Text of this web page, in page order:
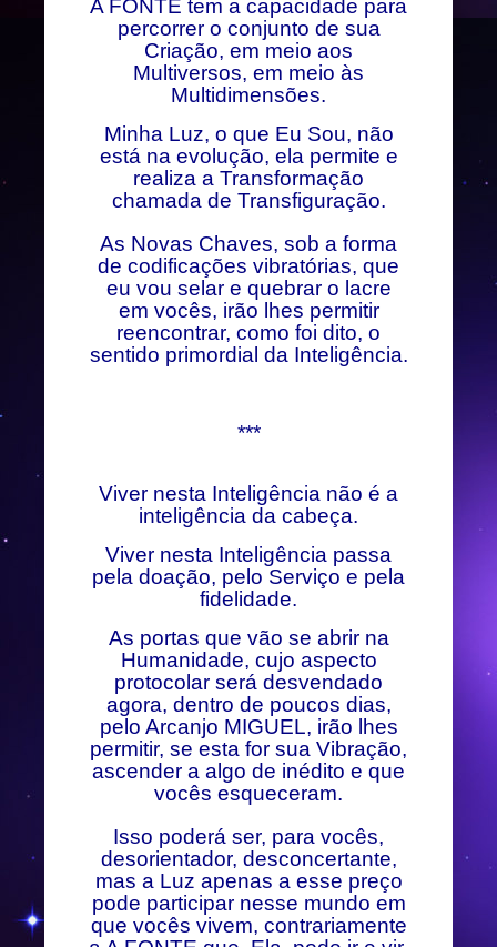
A FONTE tem a capacidade para
percorrer o conjunto de sua
Criação, em meio aos
Multiversos, em meio às
Multidimensões.
Minha Luz, o que Eu Sou, não
está na evolução, ela permite e
realiza a Transformação
chamada de Transfiguração.
As Novas Chaves, sob a forma
de codificações vibratórias, que
eu vou selar e quebrar o lacre
em vocês, irão lhes permitir
reencontrar, como foi dito, o
sentido primordial da Inteligência.
***
Viver nesta Inteligência não é a
inteligência da cabeça.
Viver nesta Inteligência passa
pela doação, pelo Serviço e pela
fidelidade.
As portas que vão se abrir na
Humanidade, cujo aspecto
protocolar será desvendado
agora, dentro de poucos dias,
pelo Arcanjo MIGUEL, irão lhes
permitir, se esta for sua Vibração,
ascender a algo de inédito e que
vocês esqueceram.
Isso poderá ser, para vocês,
desorientador, desconcertante,
mas a Luz apenas a esse preço
pode participar nesse mundo em
que vocês vivem, contrariamente